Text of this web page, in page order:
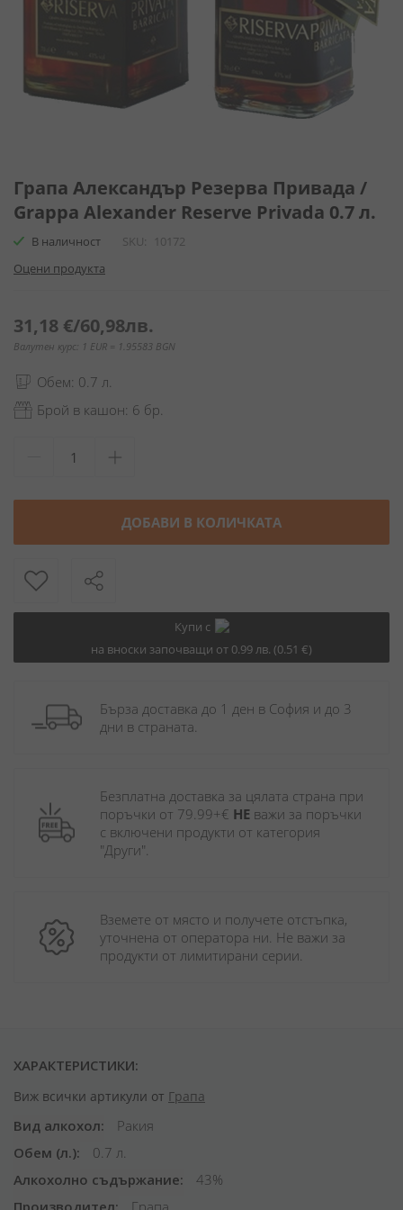
към
началото
на
галерия
снимки
Грапа Александър Резерва Привада /
Grappa Alexander Reserve Privada 0.7 л.
В наличност SKU
10172
Оцени продукта
31,18 €/60,98лв.
Валутен курс: 1 EUR = 1.95583 BGN
Обем: 0.7 л.
Брой в кашон: 6 бр.
ДОБАВИ В КОЛИЧКАТА
Купи с
на вноски започващи от 0.99 лв. (0.51 €)
Бърза доставка до 1 ден в София и до 3
дни в страната.
Безплатна доставка за цялата страна при
поръчки от 79.99+€ НЕ важи за поръчки
с включени продукти от категория
"Други".
Вземете от място и получете отстъпка,
уточнена от оператора ни. Не важи за
продукти от лимитирани серии.
ХАРАКТЕРИСТИКИ:
Виж всички артикули от Грапа
Вид алкохол
Ракия
Обем (л.)
0.7 л.
Алкохолно съдържание
43%
Производител
Грапа